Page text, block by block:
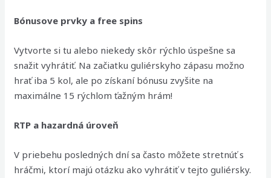
Bónusove prvky a free spins
Vytvorte si tu alebo niekedy skôr rýchlo úspešne sa
snažit vyhrátiť. Na začiatku guliérskyho zápasu možno
hrať iba 5 kol, ale po získaní bónusu zvyšite na
maximálne 15 rýchlom ťažným hrám!
RTP a hazardná úroveň
V priebehu posledných dní sa často môžete stretnúť s
hráčmi, ktorí majú otázku ako vyhrátiť v tejto guliérsky.